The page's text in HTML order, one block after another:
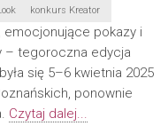
konkurs Kreator
pokazy i
– tegoroczna edycja
się 5–6 kwietnia 2025
ponownie
Czytaj dalej...